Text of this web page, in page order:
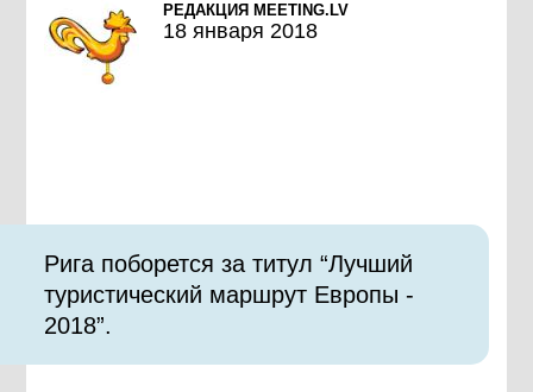
РЕДАКЦИЯ MEETING.LV
18 января 2018
Рига поборется за титул “Лучший
туристический маршрут Европы -
2018”.